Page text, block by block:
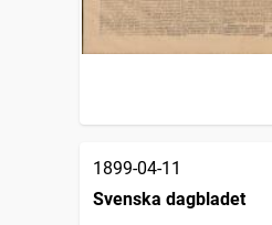
1899-04-11
Svenska dagbladet